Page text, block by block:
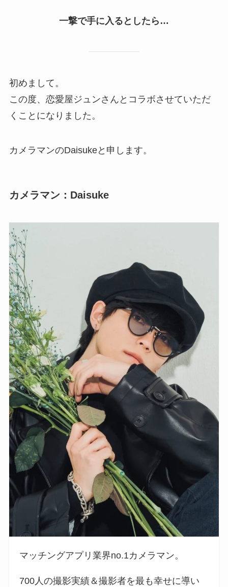
一撃で手に入るとしたら…
初めまして。
この度、恋愛屋ジュンさんとコラボさせていただ
くことになりました。
カメラマンのDaisukeと申します。
カメラマン：Daisuke
マッチングアプリ業界no.1カメラマン。
700人の撮影実績＆撮影者を最も幸せに導い